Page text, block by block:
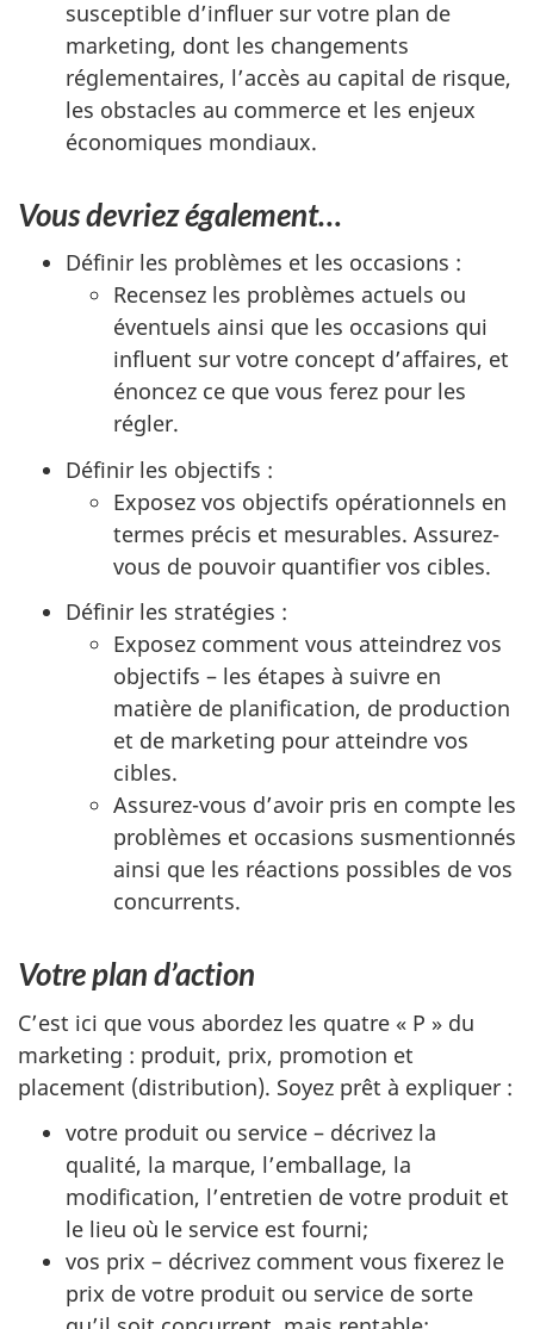
susceptible d’influer sur votre plan de
marketing, dont les changements
réglementaires, l’accès au capital de risque,
les obstacles au commerce et les enjeux
économiques mondiaux.
Vous devriez également…
Définir les problèmes et les occasions :
Recensez les problèmes actuels ou
éventuels ainsi que les occasions qui
influent sur votre concept d’affaires, et
énoncez ce que vous ferez pour les
régler.
Définir les objectifs :
Exposez vos objectifs opérationnels en
termes précis et mesurables. Assurez-
vous de pouvoir quantifier vos cibles.
Définir les stratégies :
Exposez comment vous atteindrez vos
objectifs – les étapes à suivre en
matière de planification, de production
et de marketing pour atteindre vos
cibles.
Assurez-vous d’avoir pris en compte les
problèmes et occasions susmentionnés
ainsi que les réactions possibles de vos
concurrents.
Votre plan d’action
C’est ici que vous abordez les quatre « P » du
marketing : produit, prix, promotion et
placement (distribution). Soyez prêt à expliquer :
votre produit ou service – décrivez la
qualité, la marque, l’emballage, la
modification, l’entretien de votre produit et
le lieu où le service est fourni;
vos prix – décrivez comment vous fixerez le
prix de votre produit ou service de sorte